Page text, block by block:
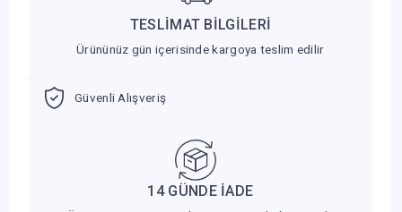
TESLİMAT BİLGİLERİ
Ürününüz gün içerisinde kargoya teslim edilir
Güvenli Alışveriş
14 GÜNDE İADE